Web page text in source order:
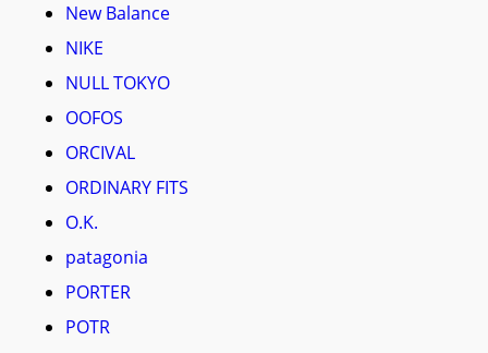
New Balance
NIKE
NULL TOKYO
OOFOS
ORCIVAL
ORDINARY FITS
O.K.
patagonia
PORTER
POTR